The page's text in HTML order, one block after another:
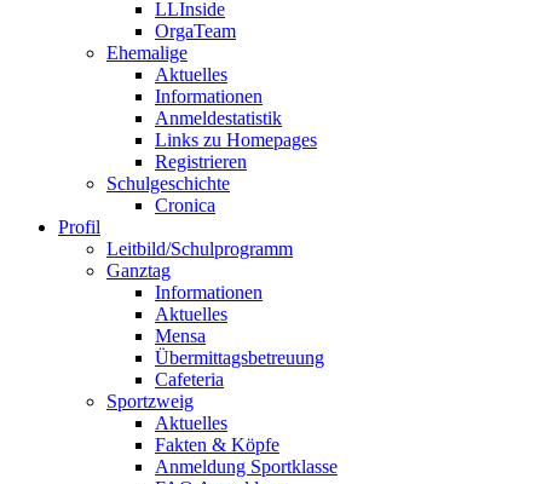
LLInside
OrgaTeam
Ehemalige
Aktuelles
Informationen
Anmeldestatistik
Links zu Homepages
Registrieren
Schulgeschichte
Cronica
Profil
Leitbild/Schulprogramm
Ganztag
Informationen
Aktuelles
Mensa
Übermittagsbetreuung
Cafeteria
Sportzweig
Aktuelles
Fakten & Köpfe
Anmeldung Sportklasse